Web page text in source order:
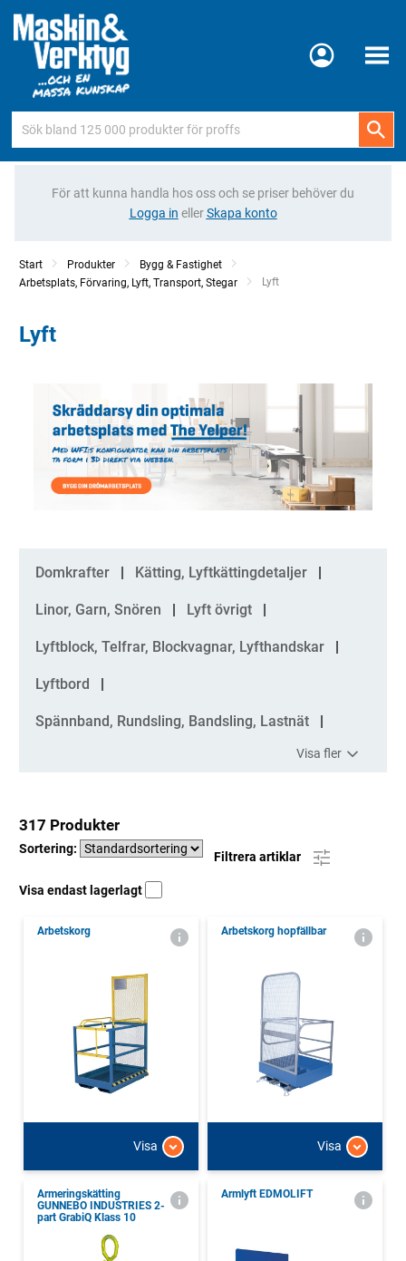
Meny
För att kunna handla hos oss och se priser behöver du
Logga in ellerSkapa konto
Start Produkter
Bygg & Fastighet
Arbetsplats, Förvaring, Lyft, Transport, Stegar
Current:
Lyft
Lyft
Kategorier
Domkrafter Kätting, Lyftkättingdetaljer
Linor, Garn, Snören Lyft övrigt
Lyftblock, Telfrar, Blockvagnar, Lyfthandskar
Lyftbord
Spännband, Rundsling, Bandsling, Lastnät
Visa fler
317 Produkter
Sortering:
Filtrera artiklar
Visa endast lagerlagt
Arbetskorg
Visa
Arbetskorg hopfällbar
Visa
Armeringskätting
GUNNEBO INDUSTRIES 2-
part GrabiQ Klass 10
Armlyft EDMOLIFT